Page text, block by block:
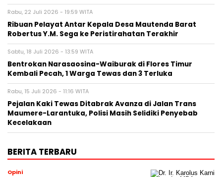
Rabu, 22 Juli 2026 - 19:59 WITA
Ribuan Pelayat Antar Kepala Desa Mautenda Barat
Robertus Y.M. Sega ke Peristirahatan Terakhir
Sabtu, 18 Juli 2026 - 13:59 WITA
Bentrokan Narasaosina-Waiburak di Flores Timur
Kembali Pecah, 1 Warga Tewas dan 3 Terluka
Rabu, 15 Juli 2026 - 11:16 WITA
Pejalan Kaki Tewas Ditabrak Avanza di Jalan Trans
Maumere-Larantuka, Polisi Masih Selidiki Penyebab
Kecelakaan
BERITA TERBARU
Opini